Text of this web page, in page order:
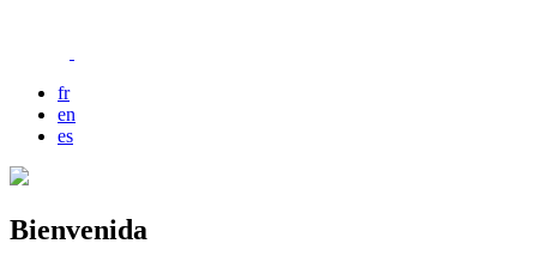
fr
en
es
Bienvenida